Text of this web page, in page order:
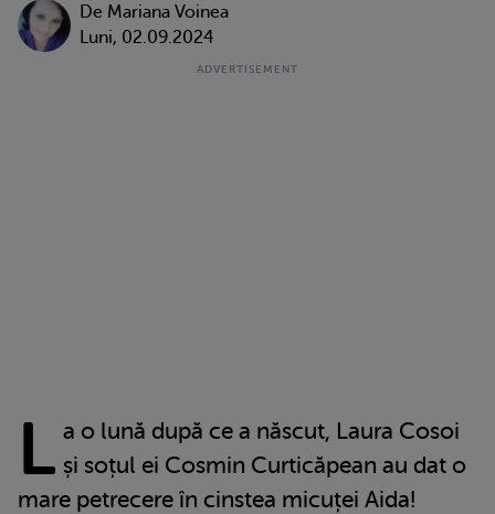
De Mariana Voinea
Luni, 02.09.2024
L a o lună după ce a născut, Laura Cosoi
și soțul ei Cosmin Curticăpean au dat o
mare petrecere în cinstea micuței Aida!